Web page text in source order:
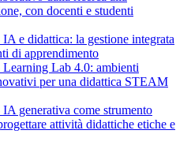
con docenti e studenti
e didattica: la gestione integrata
di apprendimento
Lab 4.0: ambienti
per una didattica STEAM
generativa come strumento
attività didattiche etiche e